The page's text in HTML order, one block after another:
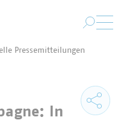
Pressemitteilungen
In